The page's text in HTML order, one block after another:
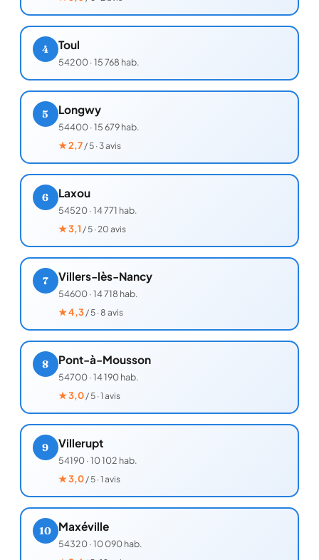
4 Toul
54200·15 768 hab.
5 Longwy
54400·15 679 hab.
★2,7/ 5 · 3 avis
6 Laxou
54520·14 771 hab.
★3,1 / 5 · 20 avis
7 Villers-lès-Nancy
54600·14 718 hab.
★4,3/ 5 · 8 avis
8 Pont-à-Mousson
54700·14 190 hab.
★3,0/ 5 · 1 avis
9 Villerupt
54190·10 102 hab.
★3,0/ 5 · 1 avis
10 Maxéville
54320·10 090 hab.